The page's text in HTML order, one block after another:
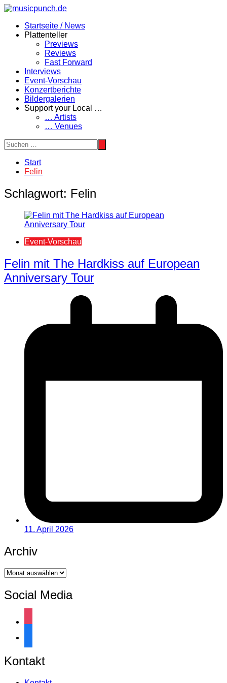
Zum
springenStartseite / News
Plattenteller
Previews
Reviews
Fast Forward
Interviews
Event-Vorschau
Konzertberichte
Bildergalerien
Support your Local …
… Artists
… Venues
Start
Felin
Schlagwort: Felin
Event-Vorschau
Felin mit The Hardkiss auf European
Anniversary Tour
11. April 2026
Archiv
Archiv
Social Media
Kontakt